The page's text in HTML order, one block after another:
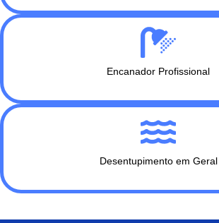
Encanador Profissional
Desentupimento em Geral